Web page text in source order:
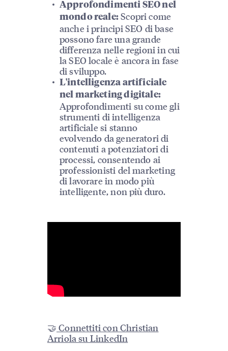
Approfondimenti SEO nel
mondo reale: Scopri come
anche i principi SEO di base
possono fare una grande
differenza nelle regioni in cui
la SEO locale è ancora in fase
di sviluppo.
L'intelligenza artificiale
nel marketing digitale:
Approfondimenti su come gli
strumenti di intelligenza
artificiale si stanno
evolvendo da generatori di
contenuti a potenziatori di
processi, consentendo ai
professionisti del marketing
di lavorare in modo più
intelligente, non più duro.
🤝 Connettiti con Christian
Arriola su LinkedIn